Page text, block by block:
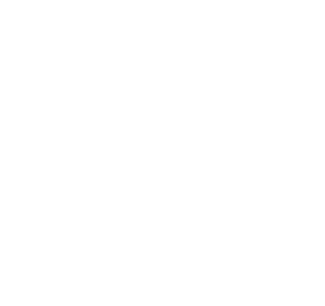
: « Ne vous laissez pas aller »